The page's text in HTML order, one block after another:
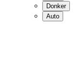
Donker
Auto